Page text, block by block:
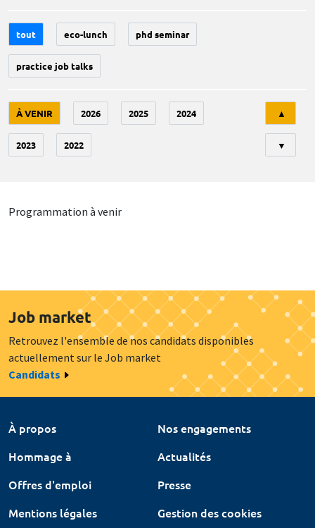
tout eco-lunch phd seminar
practice job talks
À VENIR 2026 2025 2024
2023 2022
▲
▼
Programmation à venir
Job market
Retrouvez l'ensemble de nos candidats disponibles
actuellement sur le Job market
Candidats
À propos
Nos engagements
Hommage à
Actualités
Offres d'emploi
Presse
Mentions légales
Gestion des cookies